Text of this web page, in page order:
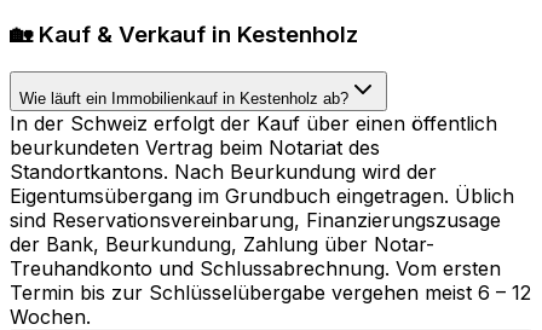
🏡 Kauf & Verkauf in Kestenholz
Wie läuft ein Immobilienkauf in Kestenholz ab?
In der Schweiz erfolgt der Kauf über einen öffentlich
beurkundeten Vertrag beim Notariat des
Standortkantons. Nach Beurkundung wird der
Eigentumsübergang im Grundbuch eingetragen. Üblich
sind Reservationsvereinbarung, Finanzierungszusage
der Bank, Beurkundung, Zahlung über Notar-
Treuhandkonto und Schlussabrechnung. Vom ersten
Termin bis zur Schlüsselübergabe vergehen meist 6 – 12
Wochen.